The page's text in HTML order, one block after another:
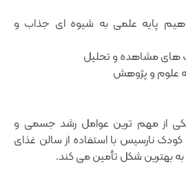
پایه علمی به شیوه‌ ای جذاب و
‌های مشاهده و تحلیل
علوم و پژوهش
از مهم‌ ترین عوامل رشد جسمی و
نارسیس با استفاده از سالن غذای
به بهترین شکل تأمین می ‌کند.